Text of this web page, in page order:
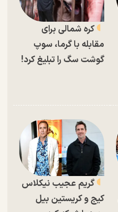
کره شمالی برای
مقابله با گرما، سوپ
گوشت سگ را تبلیغ کرد!
گریم عجیب نیکلاس
کیج و کریستین بیل